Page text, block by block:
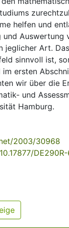
helfen und
und Auswertung
jeglicher Art.
sinnvoll ist,
im ersten
wir über die
und
Hamburg.
2003/30968